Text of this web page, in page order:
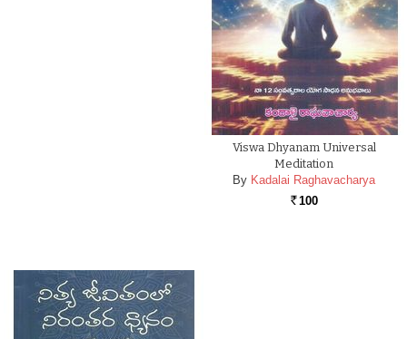
Viswa Dhyanam Universal
Meditation
By Kadalai Raghavacharya
Rs. 100